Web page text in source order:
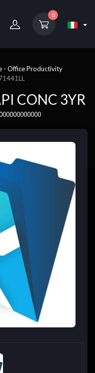
0
- Office Productivity
CONC 3YR